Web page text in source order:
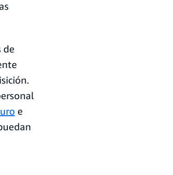
de
e